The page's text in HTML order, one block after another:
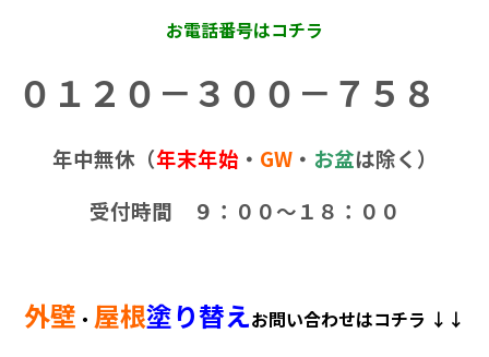
お電話番号はコチラ
０１２０－３００－７５８
年中無休（年末年始 ・ GW・ お盆は除く）
受付時間 ９：００～１８：００
外壁 ・ 屋根塗り替えお問い合わせはコチラ ↓↓